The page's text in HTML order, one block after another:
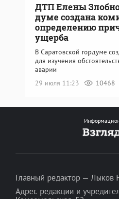
ДТП Елены
думе создана
определению
ущерба
В Саратовской гордуме
для изучения
аварии
29 июля 11:23
10468
Главный редактор — Лыков
Адрес редакции и